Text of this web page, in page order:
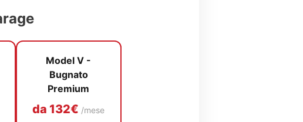
Model V -
Bugnato
Premium
da 132€ /mese